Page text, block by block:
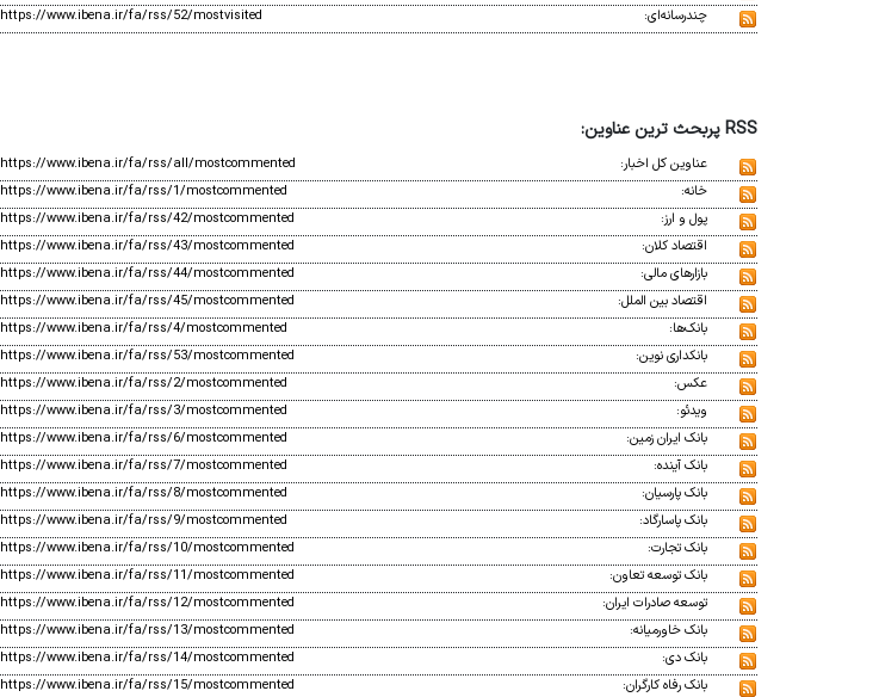
چندرسانه‌ای:
https://www.ibena.ir/fa/rss/52/mostvisited
RSS پربحث ترین عناوین:
عناوین کل اخبار:
https://www.ibena.ir/fa/rss/all/mostcommented
خانه:
https://www.ibena.ir/fa/rss/1/mostcommented
پول و ارز:
https://www.ibena.ir/fa/rss/42/mostcommented
اقتصاد کلان:
https://www.ibena.ir/fa/rss/43/mostcommented
بازارهای مالی:
https://www.ibena.ir/fa/rss/44/mostcommented
اقتصاد بین الملل:
https://www.ibena.ir/fa/rss/45/mostcommented
بانک‌ها:
https://www.ibena.ir/fa/rss/4/mostcommented
بانکداری نوین:
https://www.ibena.ir/fa/rss/53/mostcommented
عکس:
https://www.ibena.ir/fa/rss/2/mostcommented
ویدئو:
https://www.ibena.ir/fa/rss/3/mostcommented
بانک ایران زمین:
https://www.ibena.ir/fa/rss/6/mostcommented
بانک آینده:
https://www.ibena.ir/fa/rss/7/mostcommented
بانک پارسیان:
https://www.ibena.ir/fa/rss/8/mostcommented
بانک پاسارگاد:
https://www.ibena.ir/fa/rss/9/mostcommented
بانک تجارت:
https://www.ibena.ir/fa/rss/10/mostcommented
بانک توسعه تعاون:
https://www.ibena.ir/fa/rss/11/mostcommented
توسعه صادرات ایران:
https://www.ibena.ir/fa/rss/12/mostcommented
بانک خاورمیانه:
https://www.ibena.ir/fa/rss/13/mostcommented
بانک دی:
https://www.ibena.ir/fa/rss/14/mostcommented
بانک رفاه کارگران:
https://www.ibena.ir/fa/rss/15/mostcommented